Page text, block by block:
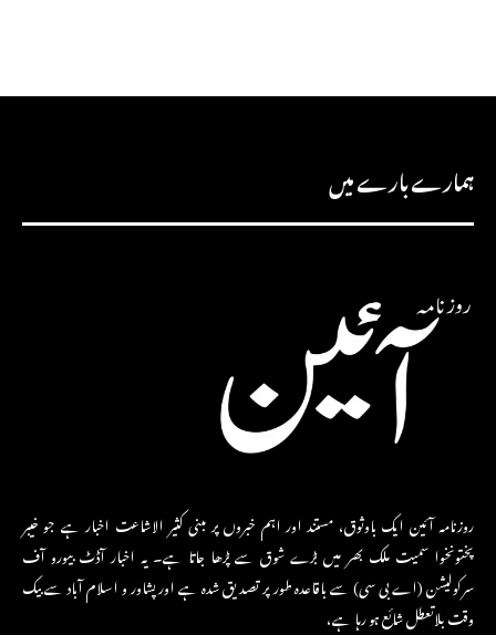
ہمارے بارے میں
روزنامہ آئین ایک باوثوق، مستند اور اہم خبروں پر مبنی کثیر الاشاعت اخبار ہے جو خیبر
پختونخوا سمیت ملک بھر میں بڑے شوق سے پڑھا جاتا ہے۔ یہ اخبار آڈٹ بیورو آف
سرکولیشن (اے بی سی) سے باقاعدہ طور پر تصدیق شدہ ہے اور پشاور و اسلام آباد سے بیک
وقت بلاتعطل شائع ہو رہا ہے،